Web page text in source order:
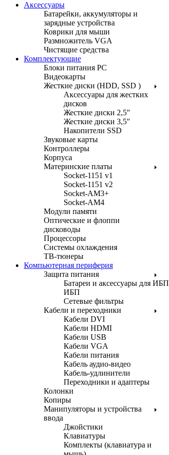
Аксессуары
Батарейки, аккумуляторы и
зарядные устройства
Коврики для мыши
Размножитель VGA
Чистящие средства
Комплектующие
Блоки питания PC
Видеокарты
Жесткие диски (HDD, SSD )
Аксессуары для жестких
дисков
Жесткие диски 2,5"
Жесткие диски 3,5"
Накопители SSD
Звуковые карты
Контроллеры
Корпуса
Материнские платы
Socket-1151 v1
Socket-1151 v2
Socket-AM3+
Socket-AM4
Модули памяти
Оптические и флоппи
дисководы
Процессоры
Системы охлаждения
ТВ-тюнеры
Компьютерная периферия
Защита питания
Батареи и аксессуары для ИБП
ИБП
Сетевые фильтры
Кабели и переходники
Кабели DVI
Кабели HDMI
Кабели USB
Кабели VGA
Кабели питания
Кабель аудио-видео
Кабель-удлинители
Переходники и адаптеры
Колонки
Копиры
Манипуляторы и устройства
ввода
Джойстики
Клавиатуры
Комплекты (клавиатура и